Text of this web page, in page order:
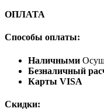
ОПЛАТА
Способы оплаты:
Наличными
Безналичный
Карты VISA
Скидки: